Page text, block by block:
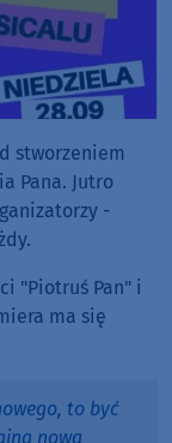
stworzeniem
Pana. Jutro
-
"Piotruś Pan" i
ma się
to być
nową